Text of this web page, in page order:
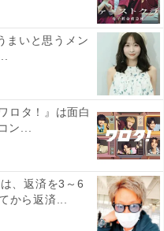
線で伸びあぐね7着止まり（筆
まいと思うメン
ロタ！』は面白
ン...
、返済を3～6
から返済...